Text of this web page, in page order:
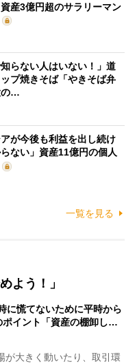
産3億円超のサラリーマン
知らない人はいない！」道
プ焼きそば「やきそば弁
の…
アが今後も利益を出し続け
ない」資産11億円の個人
一覧を見る
よう！」
に慌てないために平時から
ポイント「資産の棚卸し…
大きく動いたり、取引環